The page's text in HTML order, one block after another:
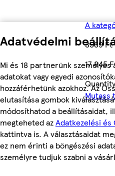
Adatvédelmi
Mi és 18 partnerünk
adatokat vagy egyedi
hozzáférhetünk azokhoz. Az
elutasítása gombok
módosíthatod a beállításaidat,
megteheted azAdatkezelési
kattintva is. A választásaidat
ez nem érinti a böngészési
személyre tudjuk szabni a
A
3569 Ft
17 845
Mutass